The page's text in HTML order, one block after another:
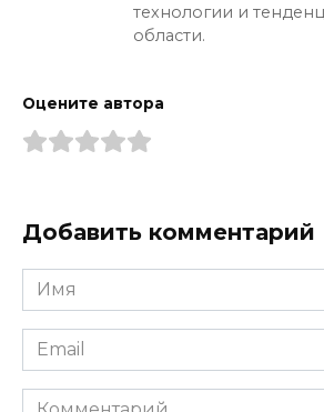
технологии и
области.
Оцените автора
Добавить комментарий
Имя
*
Email
*
Комментарий